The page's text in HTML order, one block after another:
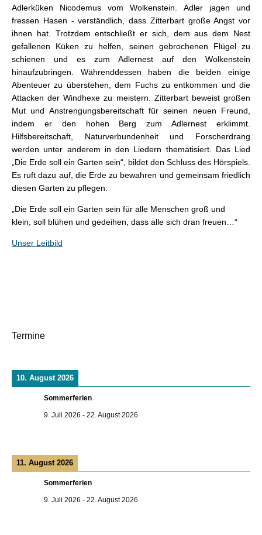
Adlerküken Nicodemus vom Wolkenstein.
Adler jagen und
fressen Hasen - verständlich, dass Zitterbart große Angst vor
ihnen hat. Trotzdem entschließt er sich, dem aus dem Nest
gefallenen Küken zu helfen, seinen gebrochenen Flügel zu
schienen und es zum Adlernest auf den Wolkenstein
hinaufzubringen. Währenddessen haben die beiden einige
Abenteuer zu überstehen, dem Fuchs zu entkommen und die
Attacken der Windhexe zu meistern. Zitterbart beweist großen
Mut und Anstrengungsbereitschaft für seinen neuen Freund,
indem er den hohen Berg zum Adlernest erklimmt.
Hilfsbereitschaft, Naturverbundenheit und Forscherdrang
werden unter anderem in den Liedern thematisiert. Das Lied
„Die Erde soll ein Garten sein“, bildet den Schluss des Hörspiels.
Es ruft dazu auf, die Erde zu bewahren und gemeinsam friedlich
diesen Garten zu pflegen.
„Die Erde soll ein Garten sein für alle Menschen groß und
klein, soll blühen und gedeihen, dass alle sich dran freuen…“
Unser Leitbild
Termine
10. August 2026
Sommerferien
9. Juli 2026 - 22. August 2026
11. August 2026
Sommerferien
9. Juli 2026 - 22. August 2026